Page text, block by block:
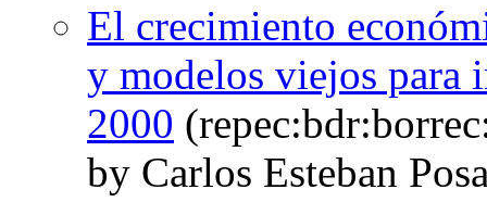
El crecimiento
y modelos viejos para
2000
by Carlos Esteban